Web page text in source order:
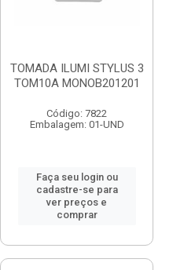
TOMADA ILUMI STYLUS 3
TOM10A MONOB201201
Código: 7822
Embalagem: 01-UND
Faça seu login ou
cadastre-se para
ver preços e
comprar